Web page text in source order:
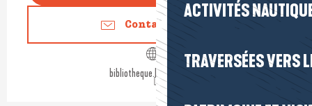
ACTIVITÉS
TRAVERSÉES VERS
Contactez-nous
bibliotheque.lepouliguen.fr